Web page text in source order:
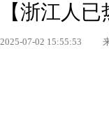
【浙江人
2025-07-02 15:55:53